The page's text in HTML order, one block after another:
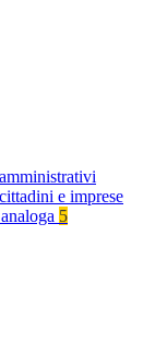
e imprese
5